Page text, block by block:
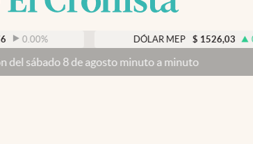
% DÓLAR MEP $ 1526,03 0.43%
8 de agosto minuto a minuto